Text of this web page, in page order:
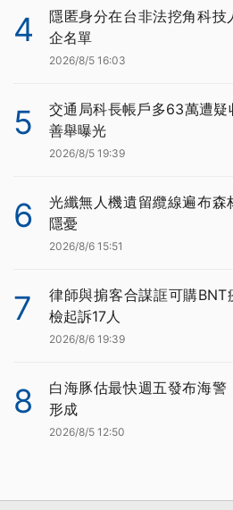
4
隱匿身分在台非法挖角科技
企名單
2026/8/5 16:03
5
交通局科長帳戶多63萬遭
善舉曝光
2026/8/5 19:39
6
光纖無人機遺留纜線遍布
隱憂
2026/8/6 15:51
7
律師與掮客合謀誆可購BNT
檢起訴17人
2026/8/6 19:39
8
白海豚估最快週五發布海
形成
2026/8/5 12:50